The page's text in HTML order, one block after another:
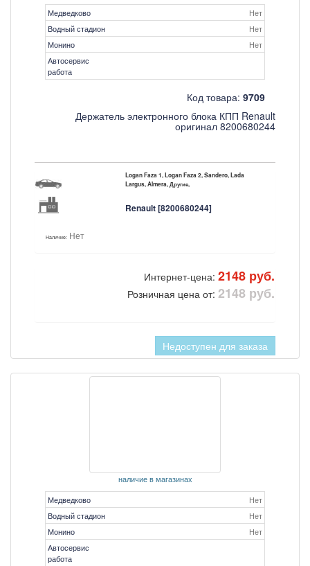
Медведково
Нет
Водный стадион
Нет
Монино
Нет
Автосервис
работа
Код товара: 9709
Держатель электронного блока КПП Renault
оригинал 8200680244
Logan Faza 1, Logan Faza 2, Sandero, Lada
Largus, Almera, Другие,
Renault [8200680244]
Наличие: Нет
Интернет-цена: 2148 руб.
Розничная цена от: 2148 руб.
Недоступен для заказа
наличие в магазинах
Медведково
Нет
Водный стадион
Нет
Монино
Нет
Автосервис
работа